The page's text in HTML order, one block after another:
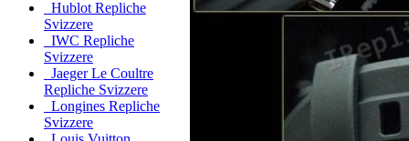
Hublot Repliche
Svizzere
IWC Repliche
Svizzere
Jaeger Le Coultre
Repliche Svizzere
Longines Repliche
Svizzere